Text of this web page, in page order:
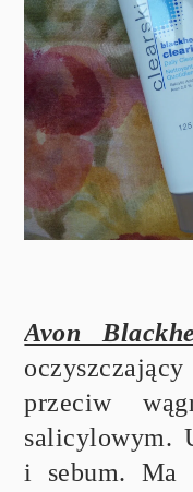
Avon
przeciw
salicylowym.
i sebum. Ma